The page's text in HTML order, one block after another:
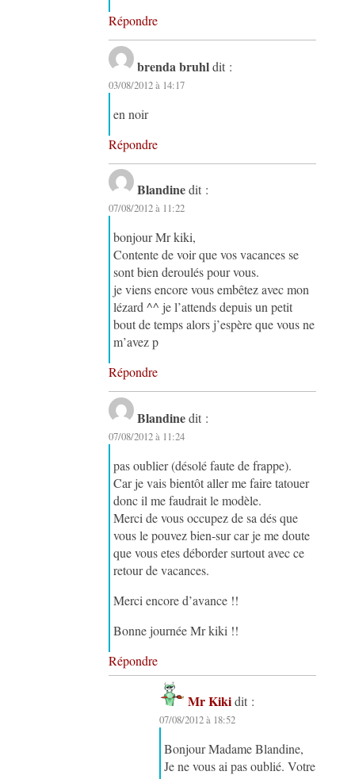
Répondre
brenda bruhl dit :
03/08/2012 à 14:17
en noir
Répondre
Blandine dit :
07/08/2012 à 11:22
bonjour Mr kiki,
Contente de voir que vos vacances se
sont bien deroulés pour vous.
je viens encore vous embêtez avec mon
lézard ^^ je l’attends depuis un petit
bout de temps alors j’espère que vous ne
m’avez p
Répondre
Blandine dit :
07/08/2012 à 11:24
pas oublier (désolé faute de frappe).
Car je vais bientôt aller me faire tatouer
donc il me faudrait le modèle.
Merci de vous occupez de sa dés que
vous le pouvez bien-sur car je me doute
que vous etes déborder surtout avec ce
retour de vacances.
Merci encore d’avance !!
Bonne journée Mr kiki !!
Répondre
Mr Kiki dit :
07/08/2012 à 18:52
Bonjour Madame Blandine,
Je ne vous ai pas oublié. Votre